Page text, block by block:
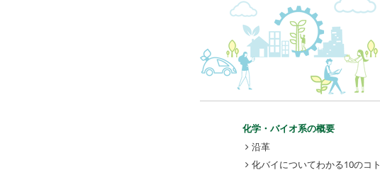
化学・バイオ系の概要
沿革
化バイについてわかる10のコト